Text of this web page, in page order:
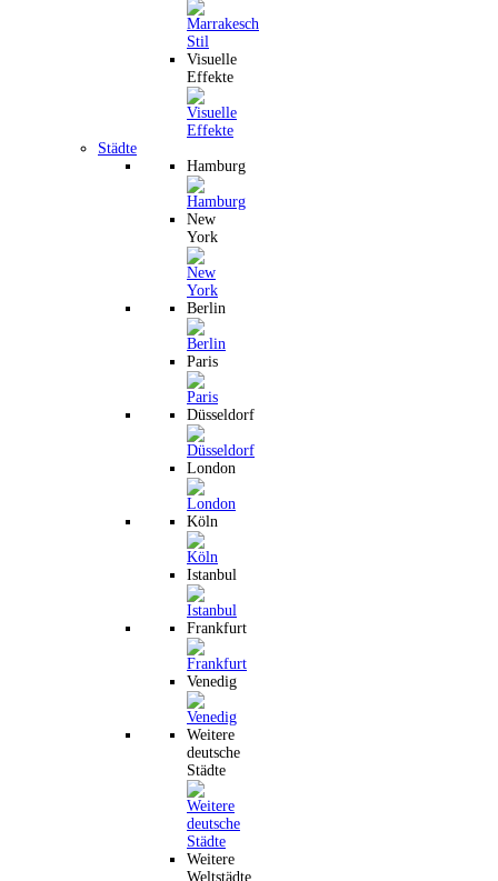
Visuelle
Effekte
Städte
Hamburg
New
York
Berlin
Paris
Düsseldorf
London
Köln
Istanbul
Frankfurt
Venedig
Weitere
deutsche
Städte
Weitere
Weltstädte